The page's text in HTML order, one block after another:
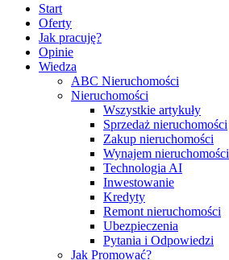
Start
Oferty
Jak pracuję?
Opinie
Wiedza
ABC Nieruchomości
Nieruchomości
Wszystkie artykuły
Sprzedaż nieruchomości
Zakup nieruchomości
Wynajem nieruchomości
Technologia AI
Inwestowanie
Kredyty
Remont nieruchomości
Ubezpieczenia
Pytania i Odpowiedzi
Jak Promować?